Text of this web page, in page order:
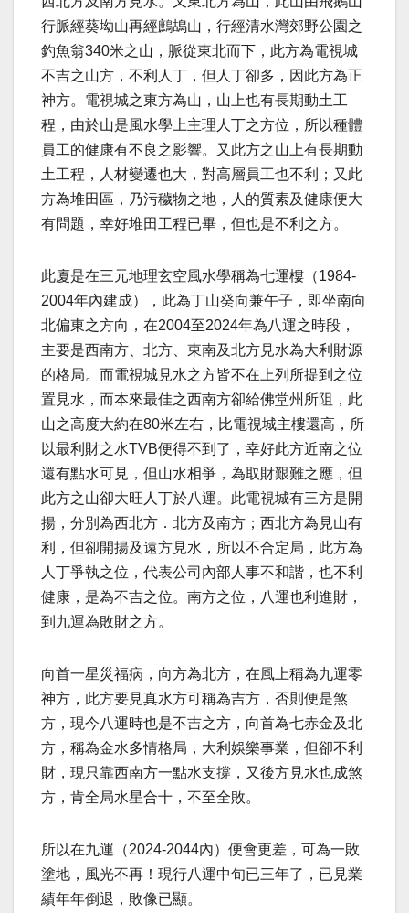
行脈經葵坳山再經鷓鴣山，行經清水灣郊野公園之
釣魚翁340米之山，脈從東北而下，此方為電視城
不吉之山方，不利人丁，但人丁卻多，因此方為正
神方。電視城之東方為山，山上也有長期動土工
程，由於山是風水學上主理人丁之方位，所以種體
員工的健康有不良之影響。又此方之山上有長期動
土工程，人材變遷也大，對高層員工也不利；又此
方為堆田區，乃污穢物之地，人的質素及健康便大
有問題，幸好堆田工程已畢，但也是不利之方。
此廈是在三元地理玄空風水學稱為七運樓（1984-
2004年內建成），此為丁山癸向兼午子，即坐南向
北偏東之方向，在2004至2024年為八運之時段，
主要是西南方、北方、東南及北方見水為大利財源
的格局。而電視城見水之方皆不在上列所提到之位
置見水，而本來最佳之西南方卻給佛堂州所阻，此
山之高度大約在80米左右，比電視城主樓還高，所
以最利財之水TVB便得不到了，幸好此方近南之位
還有點水可見，但山水相爭，為取財艱難之應，但
此方之山卻大旺人丁於八運。此電視城有三方是開
揚，分別為西北方．北方及南方；西北方為見山有
利，但卻開揚及遠方見水，所以不合定局，此方為
人丁爭執之位，代表公司內部人事不和諧，也不利
健康，是為不吉之位。南方之位，八運也利進財，
到九運為敗財之方。
向首一星災福病，向方為北方，在風上稱為九運零
神方，此方要見真水方可稱為吉方，否則便是煞
方，現今八運時也是不吉之方，向首為七赤金及北
方，稱為金水多情格局，大利娛樂事業，但卻不利
財，現只靠西南方一點水支撐，又後方見水也成煞
方，肯全局水星合十，不至全敗。
所以在九運（2024-2044內）便會更差，可為一敗
塗地，風光不再！現行八運中旬已三年了，已見業
績年年倒退，敗像已顯。